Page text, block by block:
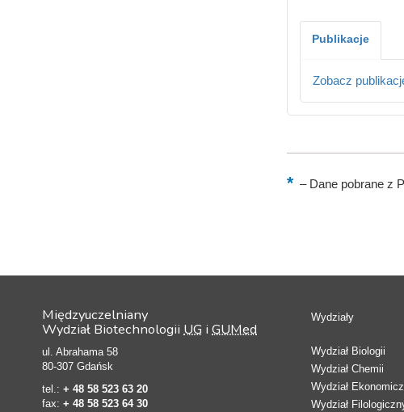
Publikacje
Zobacz
–Dane pobrane z
Międzyuczelniany
Wydział Biotechnologii UG i GUMed
ul. Abrahama 58
80-307 Gdańsk
tel.: + 48 58 523 63 20
fax: + 48 58 523 64 30
Wydziały
Wydział Biologii
Wydział Chemii
Wydział
Wydział